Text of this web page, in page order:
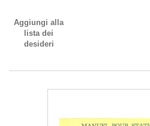
Aggiungi alla
lista dei
desideri